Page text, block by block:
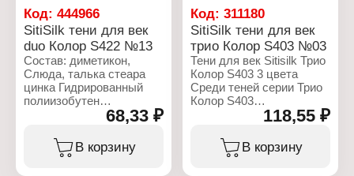
Объем: 2,5 г
Объем: 2,5 г
Код: 444966
SitiSilk тени для век
duo Колор S422 №13
Состав: диметикон,
Слюда, талька стеара
цинка Гидрированный
полиизобутен
DIISOSTERYL малат,
Каприлилсяоль,
феноксиэтанол,Лауроильная
68,33 ₽
В корзину
Код:311180
SitiSilk тени для век
трио Колор S403 №03
Тени для век Sitisilk Трио
Колор S403 3 цвета
Среди теней серии Трио
Колор S403
производства Sitisilk из
насыщенных
естественных тонах
118,55 ₽
В корзину